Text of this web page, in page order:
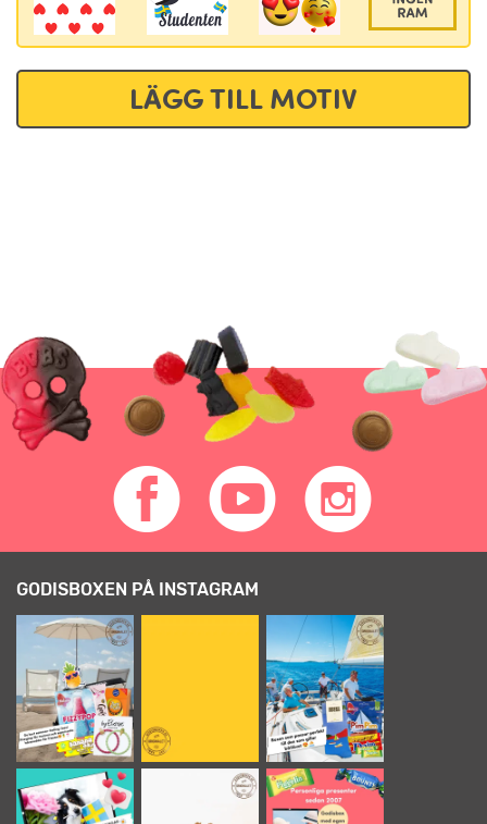
LÄGG TILL MOTIV
GODISBOXEN PÅ INSTAGRAM